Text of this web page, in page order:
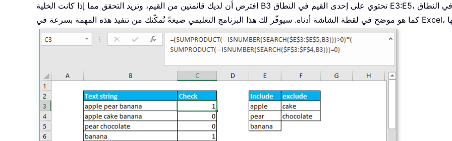
افترض أن لديك قائمتين من القيم، وتريد التحقق مما إذا كانت الخلية B3 تحتوي على إحدى القيم في النطاق E3:E5، وفي الوقت نفسه لا تحتوي على أيٍّ من القيم في النطاق F3:F4،